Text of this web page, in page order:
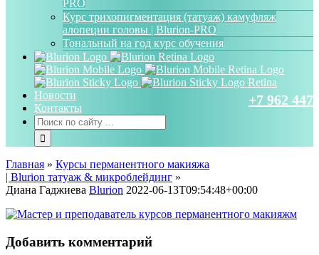
PRO
Курс трихопигментация (татуаж) камуфляж
алопеции головы | Blurion-PRO
Тональный на год курс обучения
Новости
Контакты
+7 962 447
Главная » Курсы перманентного макияжа
| Blurion татуаж & микроблейдинг »
Диана Гаджиева Blurion 2022-06-13T09:54:48+00:00
Добавить комментарий